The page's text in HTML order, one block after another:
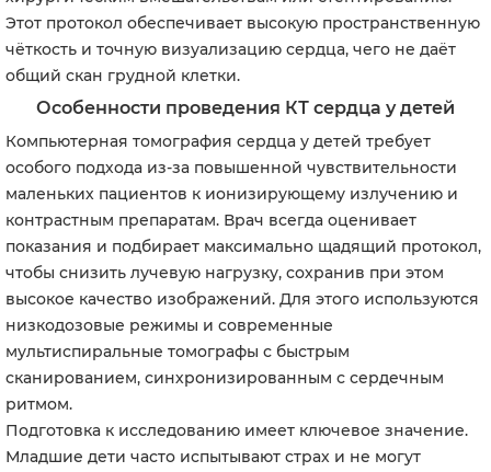
Этот протокол обеспечивает высокую пространственную
чёткость и точную визуализацию сердца, чего не даёт
общий скан грудной клетки.
Особенности проведения КТ сердца у детей
Компьютерная томография сердца у детей требует
особого подхода из-за повышенной чувствительности
маленьких пациентов к ионизирующему излучению и
контрастным препаратам. Врач всегда оценивает
показания и подбирает максимально щадящий протокол,
чтобы снизить лучевую нагрузку, сохранив при этом
высокое качество изображений. Для этого используются
низкодозовые режимы и современные
мультиспиральные томографы с быстрым
сканированием, синхронизированным с сердечным
ритмом.
Подготовка к исследованию имеет ключевое значение.
Младшие дети часто испытывают страх и не могут